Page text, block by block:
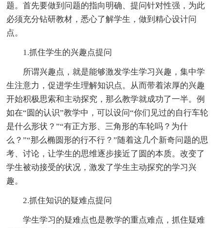
题。首先要做到问题的指向明确、提问针对性强，为此
必须充分钻研教材，悉心了解学生，做到精心设计问
点。
1.抓住学生的兴趣点提问
所谓兴趣点，就是能够激发学生学习兴趣，集中学
生注意力，促进学生理解知识点。从而带着浓厚的兴趣
开始积极思索和主动探究，那么教学就成功了一半。例
如在“圆的认识”教学中，可以设问“你们见过的自行车轮
是什么形状？”“有正方形、三角形的车轮吗？为什
么？”“那么椭圆形的行不行？”随着这几个新奇问题的思
考、讨论，让学生的思维逐步接近了圆的本质。改变了
学生被动接受的状况，激发了学生主动探究的学习兴
趣。
2.抓住知识的疑难点提问
学生学习的疑难点也是教学的重点难点，抓住疑难